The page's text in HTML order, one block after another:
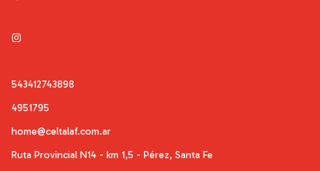
543412743898
4951795
home@celtalaf.com.ar
Ruta Provincial N14 - km 1,5 - Pérez, Santa Fe